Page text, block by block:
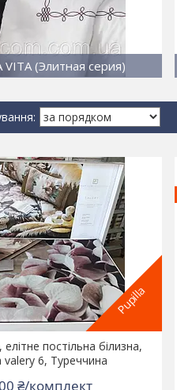
VITA (Элитная серия)
Pupilla
постільна білизна,
valery 6, Туреччина
₴/комплект